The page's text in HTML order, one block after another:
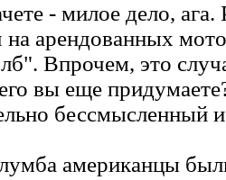
- милое дело,
на арендованных
Впрочем, это
вы еще
бессмысленный
американцы